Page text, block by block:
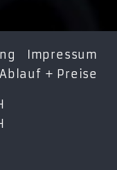
Impressum
Ablauf + Preise